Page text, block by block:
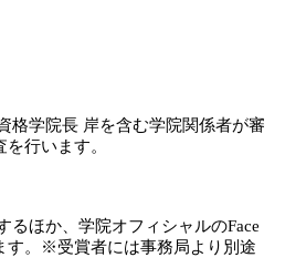
格学院長 岸を含む学院関係者が審
行います。
るほか、学院オフィシャルのFace
す。※受賞者には事務局より別途